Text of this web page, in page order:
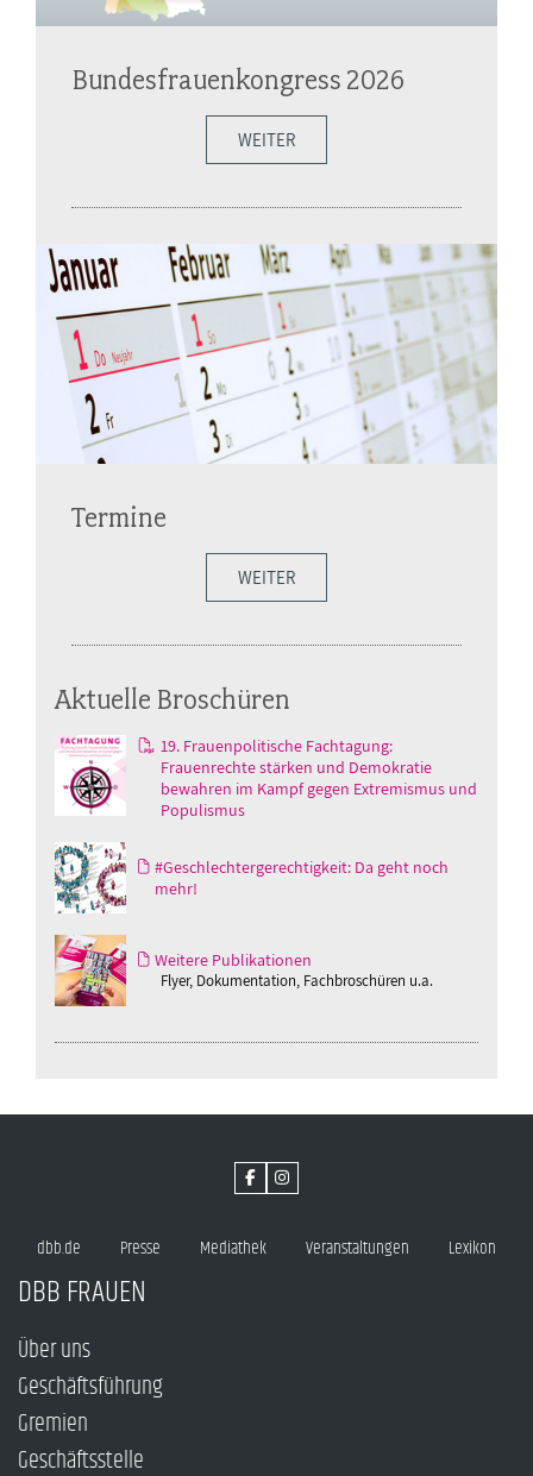
Bundesfrauenkongress 2026
WEITER
Termine
WEITER
Aktuelle Broschüren
19. Frauenpolitische Fachtagung:
Frauenrechte stärken und Demokratie
bewahren im Kampf gegen Extremismus und
Populismus
#Geschlechtergerechtigkeit: Da geht noch
mehr!
Weitere Publikationen
Flyer, Dokumentation, Fachbroschüren u.a.
dbb.de Presse Mediathek Veranstaltungen Lexikon
DBB FRAUEN
Über uns
Geschäftsführung
Gremien
Geschäftsstelle